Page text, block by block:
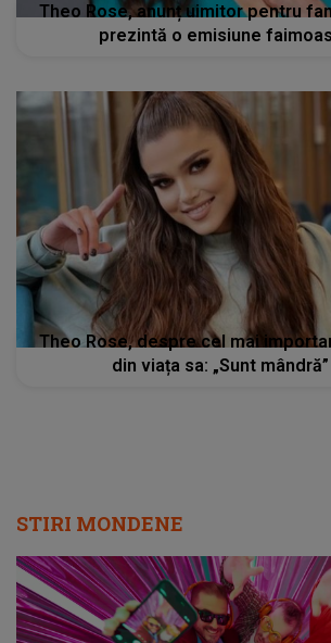
Theo Rose, anunț uimitor pentru
prezintă o emisiune
Theo Rose, despre cel mai
din viața sa: „Sunt mândră”
STIRI MONDENE